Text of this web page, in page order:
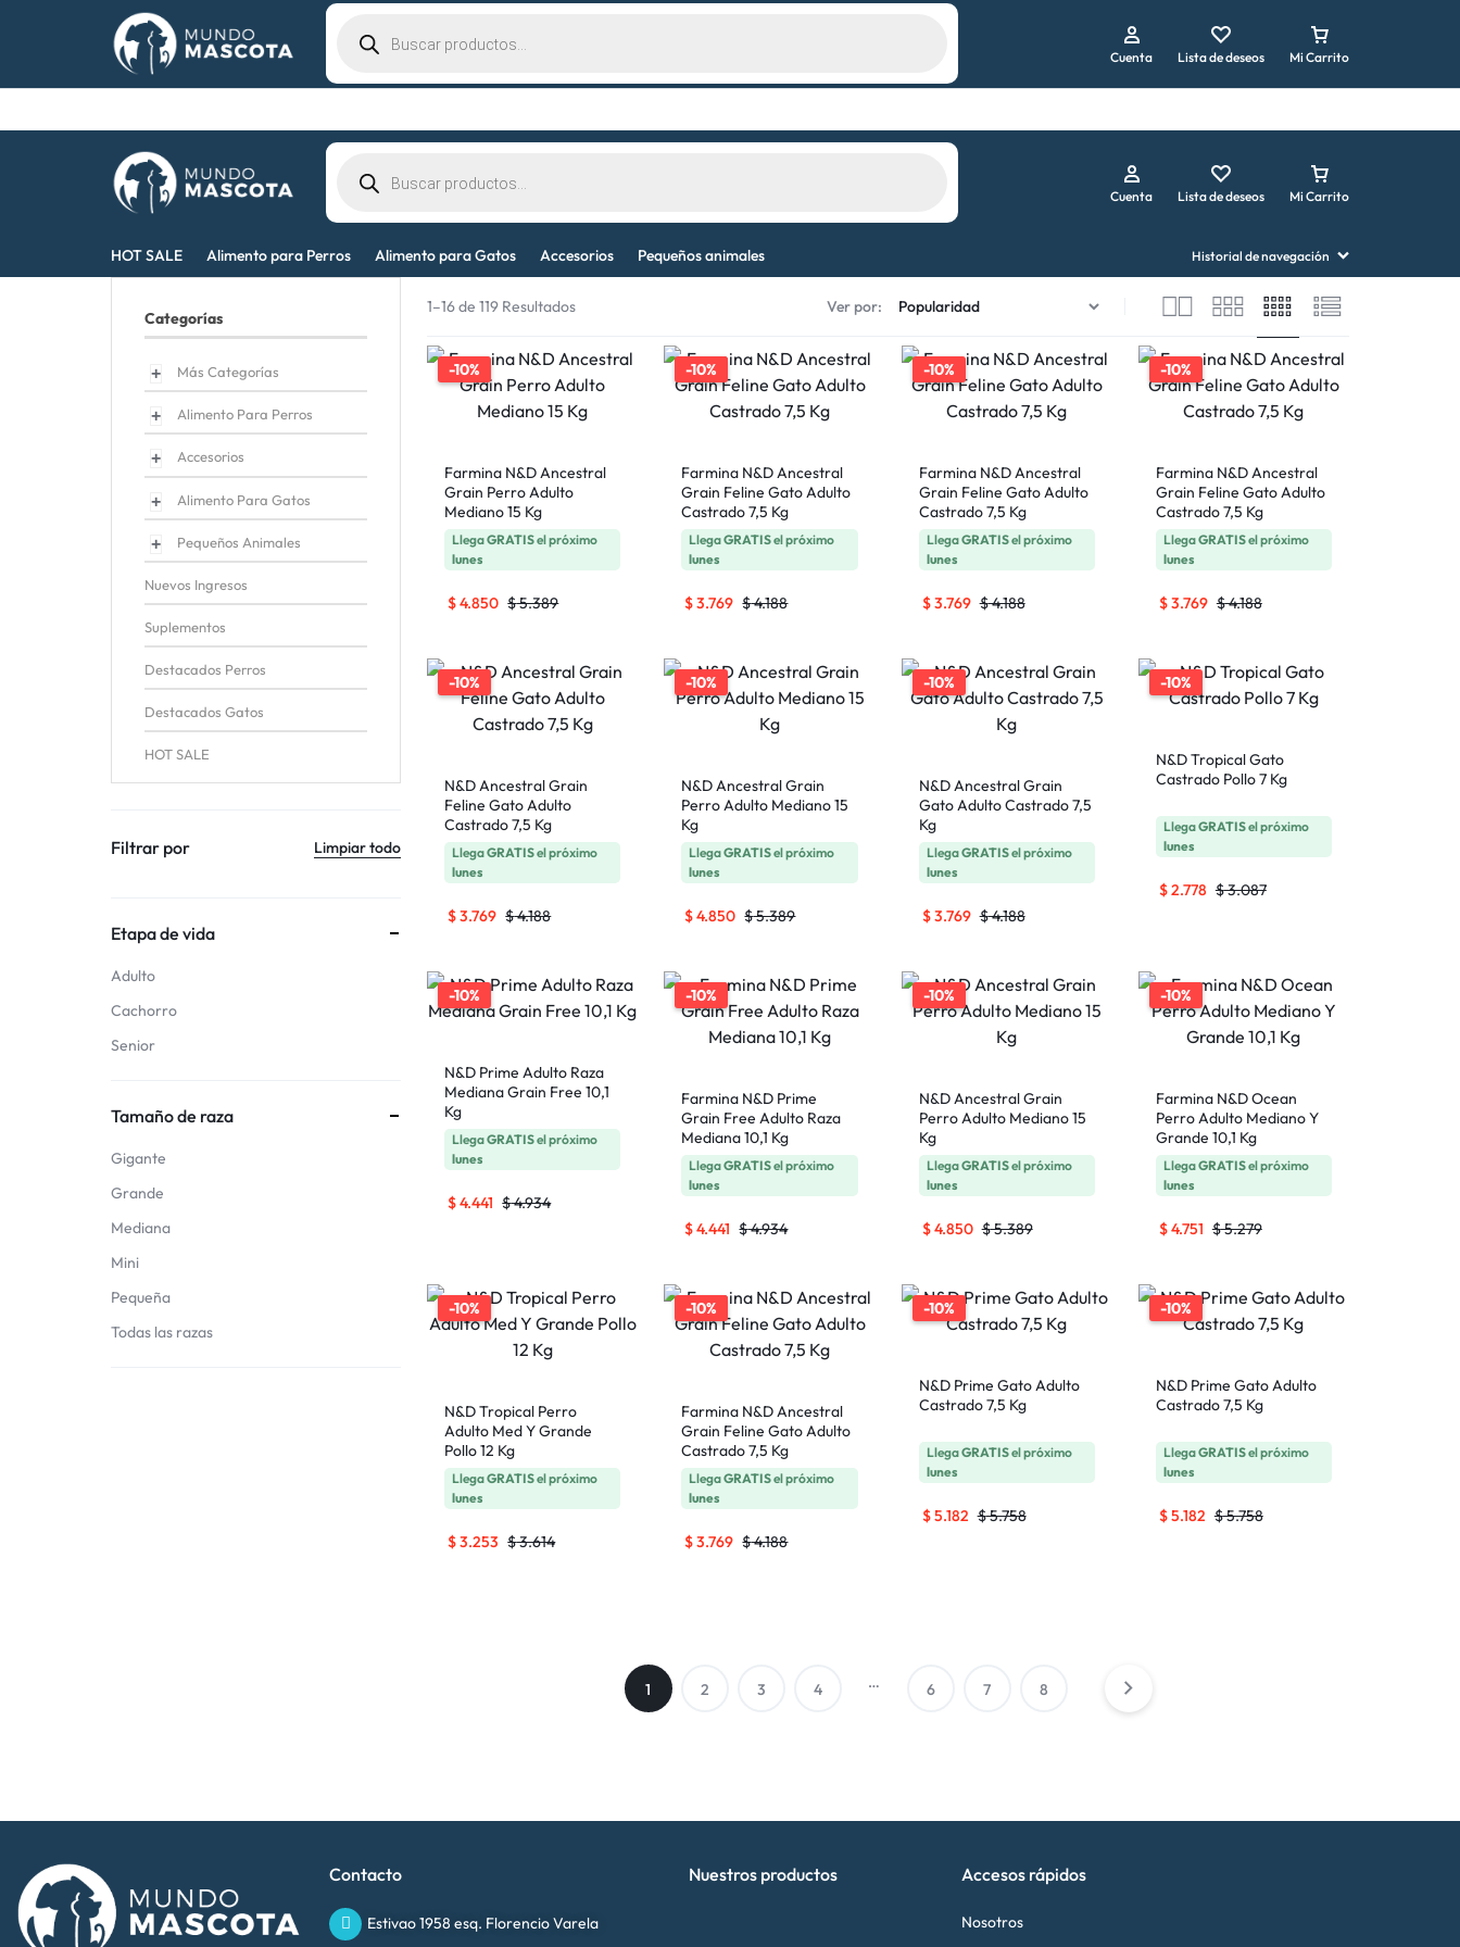
Nosotros
MASCOTA
MEJOR
PARA
TU
MASCOTA
Cuenta Lista de deseos Mi Carrito
HOT SALE Alimento para Perros Alimento para Gatos Accesorios Pequeños animales Historial de navegación
Cuenta Lista de deseos Mi Carrito
1–16 de 119 Resultados Ver por:
-10%
Farmina N&D Ancestral
Grain Perro Adulto
Mediano 15 Kg
LlegaGRATISel próximo
lunes
$5.389
$4.850
-10%
Farmina N&D Ancestral
Grain Feline Gato Adulto
Castrado 7,5 Kg
LlegaGRATISel próximo
lunes
$4.188
$3.769
-10%
Farmina N&D Ancestral
Grain Feline Gato Adulto
Castrado 7,5 Kg
LlegaGRATISel próximo
lunes
$4.188
$3.769
-10%
Farmina N&D Ancestral
Grain Feline Gato Adulto
Castrado 7,5 Kg
LlegaGRATISel próximo
lunes
$4.188
$3.769
-10%
N&D Ancestral Grain
Feline Gato Adulto
Castrado 7,5 Kg
LlegaGRATISel próximo
lunes
$4.188
$3.769
-10%
N&D Ancestral Grain
Perro Adulto Mediano 15
Kg
LlegaGRATISel próximo
lunes
$5.389
$4.850
-10%
N&D Ancestral Grain
Gato Adulto Castrado 7,5
Kg
LlegaGRATISel próximo
lunes
$4.188
$3.769
-10%
N&D Tropical Gato
Castrado Pollo 7 Kg
LlegaGRATISel próximo
lunes
$3.087
$2.778
-10%
N&D Prime Adulto Raza
Mediana Grain Free 10,1
Kg
LlegaGRATISel próximo
lunes
$4.934
$4.441
-10%
Farmina N&D Prime
Grain Free Adulto Raza
Mediana 10,1 Kg
LlegaGRATISel próximo
lunes
$4.934
$4.441
-10%
N&D Ancestral Grain
Perro Adulto Mediano 15
Kg
LlegaGRATISel próximo
lunes
$5.389
$4.850
-10%
Farmina N&D Ocean
Perro Adulto Mediano Y
Grande 10,1 Kg
LlegaGRATISel próximo
lunes
$5.279
$4.751
-10%
N&D Tropical Perro
Adulto Med Y Grande
Pollo 12 Kg
LlegaGRATISel próximo
lunes
$3.614
$3.253
-10%
Farmina N&D Ancestral
Grain Feline Gato Adulto
Castrado 7,5 Kg
LlegaGRATISel próximo
lunes
$4.188
$3.769
-10%
N&D Prime Gato Adulto
Castrado 7,5 Kg
LlegaGRATISel próximo
lunes
$5.758
$5.182
-10%
N&D Prime Gato Adulto
Castrado 7,5 Kg
LlegaGRATISel próximo
lunes
$5.758
$5.182
1 2 3 4 … 6 7 8
Categorías
Más Categorías
Alimento Para Perros
Accesorios
Alimento Para Gatos
Pequeños Animales
Nuevos Ingresos
Suplementos
Destacados Perros
Destacados Gatos
HOT SALE
Filtrar por Limpiar todo
Etapa de vida
Adulto
Cachorro
Senior
Tamaño de raza
Gigante
Grande
Mediana
Mini
Pequeña
Todas las razas
Contacto
Estivao 1958 esq. Florencio Varela
Nuestros productos Accesos rápidos
Nosotros